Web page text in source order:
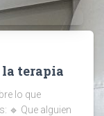
terapia
lo que
🔹 Que alguien